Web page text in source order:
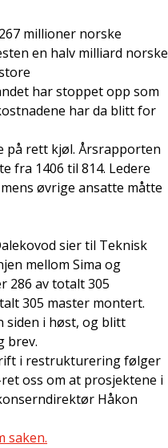
millioner norske
en halv milliard norske
har stoppet opp som
har da blitt for
på rett kjøl. Årsrapporten
fra 1406 til 814. Ledere
øvrige ansatte måtte
sier til Teknisk
mellom Sima og
286 av totalt 305
305 master montert.
siden i høst, og blitt
brev.
i restrukturering følger
oss om at prosjektene i
Håkon
saken.